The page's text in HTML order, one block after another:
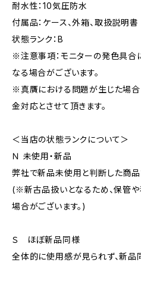
耐水性：10気圧防水
付属品：ケース、外箱、取扱説明書
状態ランク：B
※注意事項：モニターの発色具合
なる場合がございます。
※真贋における問題が生じた場
金対応とさせて頂きます。
＜当店の状態ランクについて＞
Ｎ 未使用・新品
弊社で新品未使用と判断した商品
(※新古品扱いとなるため、保管
場合がございます。)
Ｓ ほぼ新品同様
全体的に使用感が見られず、新品